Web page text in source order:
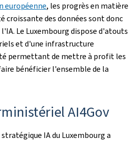
européenne, les progrès en matière
croissante des données sont donc
Le Luxembourg dispose d'atouts
et d'une infrastructure
permettant de mettre à profit les
bénéficier l'ensemble de la
AI4Gov
IA du Luxembourg a